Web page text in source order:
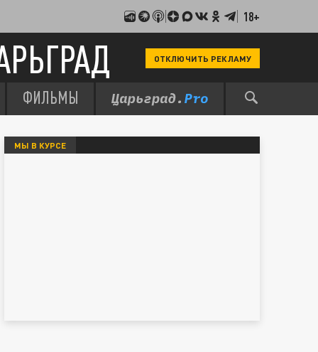
18+
ОТКЛЮЧИТЬ РЕКЛАМУ
ФИЛЬМЫ
МЫ В КУРСЕ